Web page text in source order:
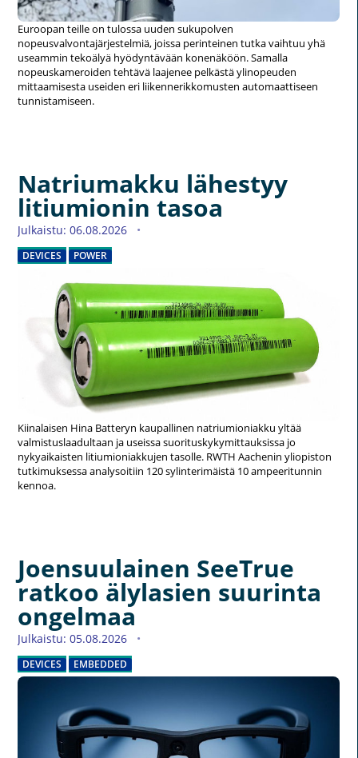
Euroopan teille on tulossa uuden sukupolven
nopeusvalvontajärjestelmiä, joissa perinteinen tutka vaihtuu yhä
useammin tekoälyä hyödyntävään konenäköön. Samalla
nopeuskameroiden tehtävä laajenee pelkästä ylinopeuden
mittaamisesta useiden eri liikennerikkomusten automaattiseen
tunnistamiseen.
Natriumakku lähestyy
litiumionin tasoa
Julkaistu: 06.08.2026
DEVICES POWER
Kiinalaisen Hina Batteryn kaupallinen natriumioniakku yltää
valmistuslaadultaan ja useissa suorituskykymittauksissa jo
nykyaikaisten litiumioniakkujen tasolle. RWTH Aachenin yliopiston
tutkimuksessa analysoitiin 120 sylinterimäistä 10 ampeeritunnin
kennoa.
Joensuulainen SeeTrue
ratkoo älylasien suurinta
ongelmaa
Julkaistu: 05.08.2026
DEVICES EMBEDDED